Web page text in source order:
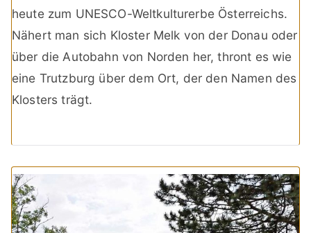
heute zum UNESCO-Weltkulturerbe Österreichs.
Nähert man sich Kloster Melk von der Donau oder
über die Autobahn von Norden her, thront es wie
eine Trutzburg über dem Ort, der den Namen des
Klosters trägt.